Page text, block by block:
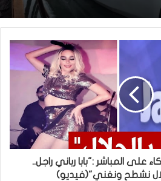
على المباشر :"بابا رباني راجل..
نشطح ونغني"(فيديو)